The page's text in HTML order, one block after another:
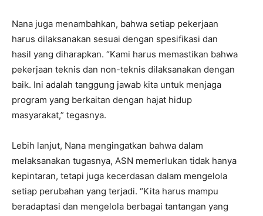
Nana juga menambahkan, bahwa setiap pekerjaan
harus dilaksanakan sesuai dengan spesifikasi dan
hasil yang diharapkan. “Kami harus memastikan bahwa
pekerjaan teknis dan non-teknis dilaksanakan dengan
baik. Ini adalah tanggung jawab kita untuk menjaga
program yang berkaitan dengan hajat hidup
masyarakat,” tegasnya.
Lebih lanjut, Nana mengingatkan bahwa dalam
melaksanakan tugasnya, ASN memerlukan tidak hanya
kepintaran, tetapi juga kecerdasan dalam mengelola
setiap perubahan yang terjadi. “Kita harus mampu
beradaptasi dan mengelola berbagai tantangan yang